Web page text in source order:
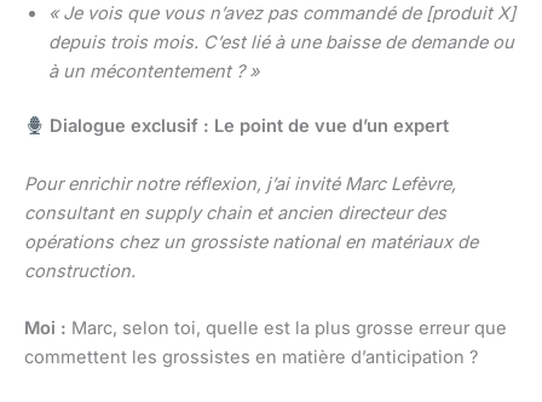
« Je vois que vous n’avez pas commandé de [produit X]
depuis trois mois. C’est lié à une baisse de demande ou
à un mécontentement ? »
Dialogue exclusif : Le point de vue d’un expert
Pour enrichir notre réflexion, j’ai invité Marc Lefèvre,
consultant en supply chain et ancien directeur des
opérations chez un grossiste national en matériaux de
construction.
Moi : Marc, selon toi, quelle est la plus grosse erreur que
commettent les grossistes en matière d’anticipation ?